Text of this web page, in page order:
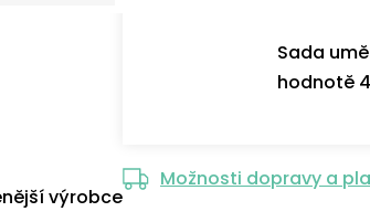
Sada
hodnotě
Možnosti dopravy a
výrobce